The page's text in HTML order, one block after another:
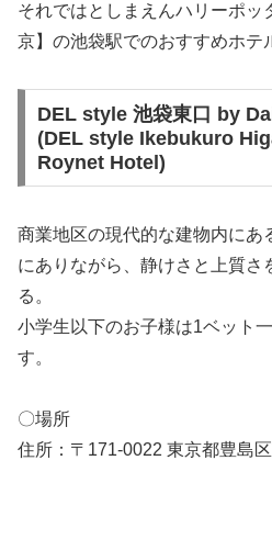
それではとしまえんハリーポッ
京】の池袋駅でのおすすめホテ
DEL style 池袋東口 by
(DEL style Ikebukuro
Roynet Hotel)
商業地区の現代的な建物内にあ
にありながら、静けさと上質さ
る。
小学生以下のお子様は1ベット
す。
〇場所
住所：〒171-0022 東京都豊島